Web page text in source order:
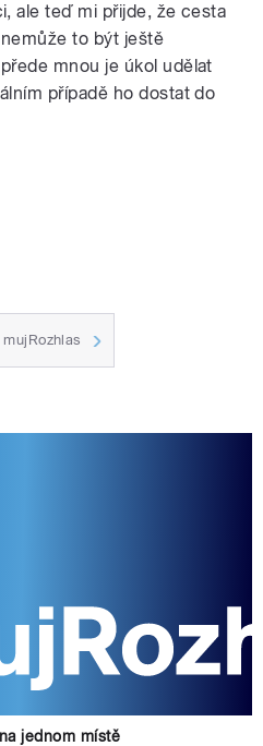
ale teď mi přijde, že cesta
to být ještě
mnou je úkol udělat
případě ho dostat do
jednom místě